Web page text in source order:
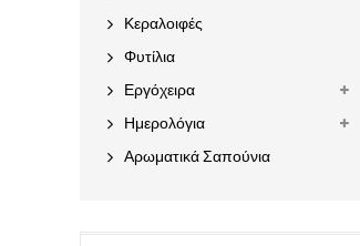
Κεραλοιφές
Φυτίλια
Εργόχειρα
Ημερολόγια
Αρωματικά Σαπούνια